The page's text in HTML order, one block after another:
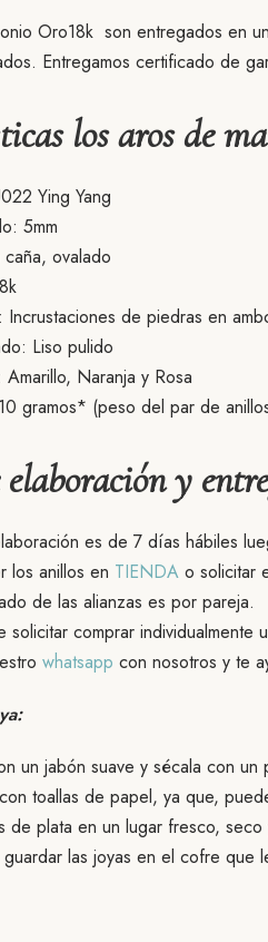
Oro18k son entregados en
Entregamos certificado de
los aros de
Ying Yang
5mm
ovalado
Incrustaciones de piedras en
Liso pulido
Naranja y Rosa
gramos* (peso del par de
y
es de 7 días hábiles
los anillos en TIENDA o solicitar
de las alianzas es por pareja.
solicitar comprar
whatsapp con nosotros y te
un jabón suave y sécala con
toallas de papel, ya que,
de plata en un lugar fresco, seco
las joyas en el cofre que